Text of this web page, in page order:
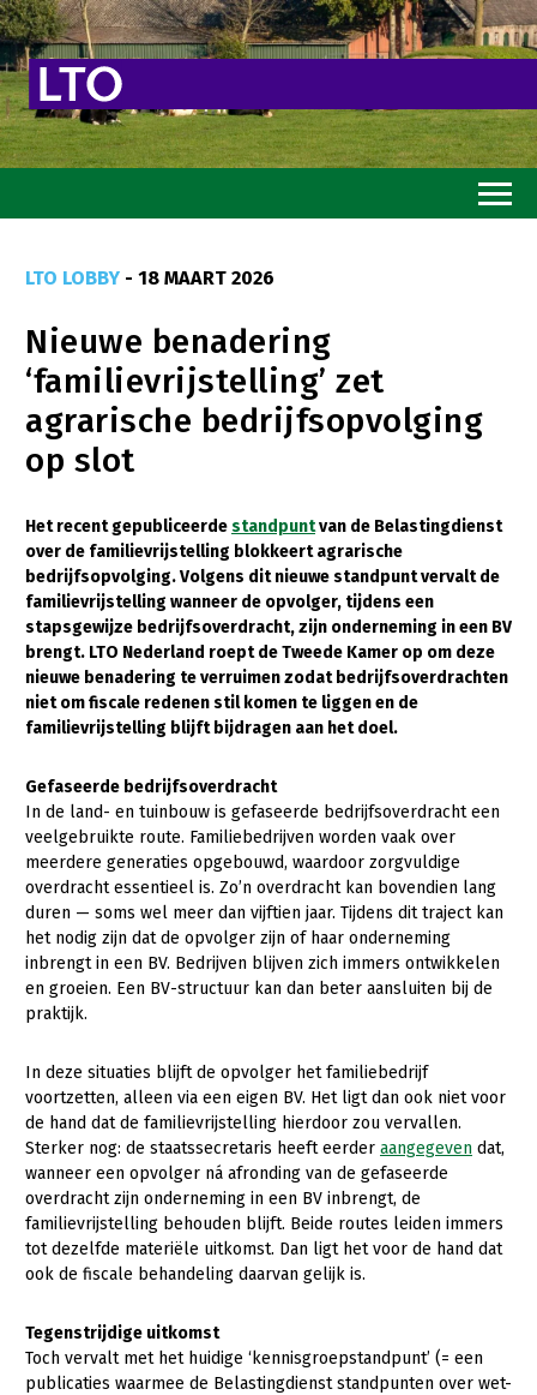
Goed eten
Mooi groen
Sterk ondernemerschap
Thema’s
Gezonde planten
Gezonde dieren
Natuur, klimaat en energie
Bodem en water
Mens, ondernemerschap en onderwijs
Internationaal
Sectoren
Dier
Biologische Landbouw
Geitenhouderij
Kalverhouderij
Konijnenhouderij
Melkveehouderij
Paardenhouderij
Pluimveehouderij
Schapenhouderij
Varkenshouderij
Vleesveehouderij
Plant
Akkerbouw
Biologische Landbouw
Bollenteelt
Bomen, vaste planten en zomerbloemen
Fruitteelt
Glastuinbouw
Paddenstoelen
Vollegrondsgroente
Multifunctionele landbouw
Multifunctioneel
Vrouw en Bedrijf
Onderwerpen
Nieuws
Nieuwsabonnement
Webinars
Over LTO
LTO Nederland
Mensen
LTO LOBBY - 18 MAART 2026
Nieuwe benadering
‘familievrijstelling’ zet
agrarische bedrijfsopvolging
op slot
Het recent gepubliceerdestandpuntvan de Belastingdienst
over de familievrijstelling blokkeert agrarische
bedrijfsopvolging. Volgens dit nieuwe standpunt vervalt de
familievrijstelling wanneer de opvolger, tijdens een
stapsgewijze bedrijfsoverdracht, zijn onderneming in een BV
brengt. LTO Nederland roept de Tweede Kamer op om deze
nieuwe benadering te verruimen zodat bedrijfsoverdrachten
niet om fiscale redenen stil komen te liggen en de
familievrijstelling blijft bijdragen aan het doel.
Gefaseerde bedrijfsoverdracht
In de land- en tuinbouw is gefaseerde bedrijfsoverdracht een
veelgebruikte route. Familiebedrijven worden vaak over
meerdere generaties opgebouwd, waardoor zorgvuldige
overdracht essentieel is. Zo’n overdracht kan bovendien lang
duren — soms wel meer dan vijftien jaar. Tijdens dit traject kan
het nodig zijn dat de opvolger zijn of haar onderneming
inbrengt in een BV. Bedrijven blijven zich immers ontwikkelen
en groeien. Een BV-structuur kan dan beter aansluiten bij de
praktijk.
In deze situaties blijft de opvolger het familiebedrijf
voortzetten, alleen via een eigen BV. Het ligt dan ook niet voor
de hand dat de familievrijstelling hierdoor zou vervallen.
Sterker nog: de staatssecretaris heeft eerder aangegeven dat,
wanneer een opvolger ná afronding van de gefaseerde
overdracht zijn onderneming in een BV inbrengt, de
familievrijstelling behouden blijft. Beide routes leiden immers
tot dezelfde materiële uitkomst. Dan ligt het voor de hand dat
ook de fiscale behandeling daarvan gelijk is.
Tegenstrijdige uitkomst
Toch vervalt met het huidige ‘kennisgroepstandpunt’ (= een
publicaties waarmee de Belastingdienst standpunten over wet-